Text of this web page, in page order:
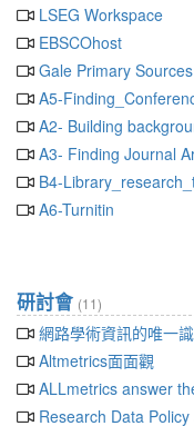
LSEG Workspace
EBSCOhost
Gale Primary Sources
A5-
A2- Building
A3- Finding Journal
B4-
A6-Turnitin
研討會 (11)
網路學術資訊的唯一
Altmetrics面面觀
ALLmetrics answer
Research Data